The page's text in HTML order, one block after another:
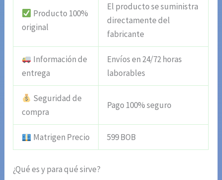
Producto 100%
original
El producto se suministra
directamente del
fabricante
Información de
entrega
Envíos en 24/72 horas
laborables
Seguridad de
compra
Pago 100% seguro
Matrigen Precio 599 BOB
¿Qué es y para qué sirve?